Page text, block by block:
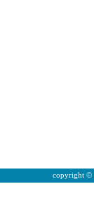
copyright ©